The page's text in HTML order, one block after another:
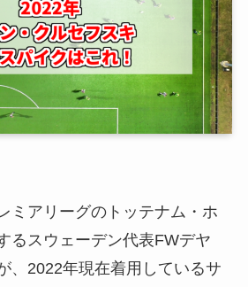
ミアリーグのトッテナム・ホ
るスウェーデン代表FWデヤ
、2022年現在着用しているサ